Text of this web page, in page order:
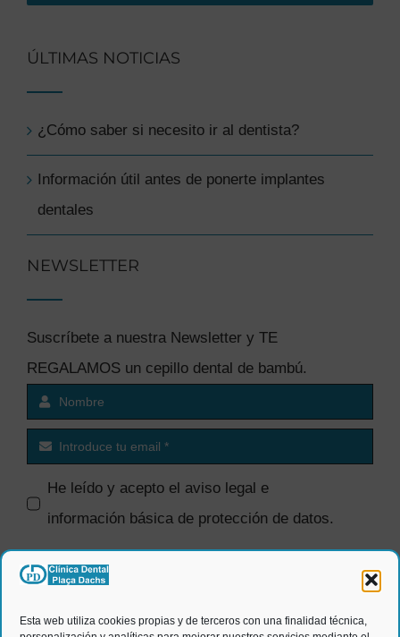
Esta web utiliza cookies propias y de terceros con una finalidad técnica,
ÚLTIMAS NOTICIAS
¿Cómo saber si necesito ir al dentista?
Información útil antes de ponerte implantes
dentales
NEWSLETTER
Suscríbete a nuestra Newsletter y TE
REGALAMOS un cepillo dental de bambú.
He leído y acepto el aviso legal e
información básica de protección de datos.
comerciales.